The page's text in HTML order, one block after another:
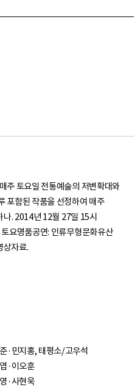
주 토요일 전통예술의 저변확대와
포함된 작품을 선정하여 매주
나. 2014년 12월 27일 15시
요명품공연: 인류무형문화유산
상자료.
·민지홍, 태평소/고우석
·이오훈
·사현욱